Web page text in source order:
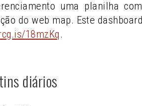
uma planilha
do web map. Este
18mzKq .
diários